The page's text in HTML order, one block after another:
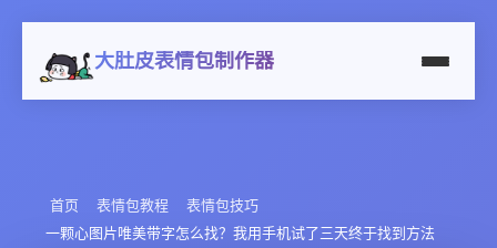
大肚皮表情包制作器
首页 表情包教程
表情包技巧
一颗心图片唯美带字怎么找？我用手机试了三天终于找到方法